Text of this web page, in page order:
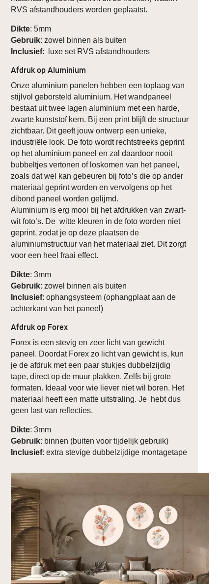
RVS afstandhouders worden geplaatst.
Dikte: 5mm
Gebruik: zowel binnen als buiten
Inclusief: luxe set RVS afstandhouders
Afdruk op Aluminium
Onze aluminium panelen hebben een toplaag van
stijlvol geborsteld aluminium. Het wandpaneel
bestaat uit twee lagen aluminium met een harde,
zwarte kunststof kern. Bij een print blijft de structuur
zichtbaar. Dit geeft jouw ontwerp een unieke,
industriële look. De foto wordt rechtstreeks geprint
op het aluminium paneel en zal daardoor nooit
bubbeltjes vertonen of loskomen van het paneel,
zoals dat wel kan gebeuren bij foto’s die op ander
materiaal geprint worden en vervolgens op het
dibond paneel worden gelijmd.
Aluminium is erg mooi bij het afdrukken van zwart-
wit foto’s. De witte kleuren in de foto worden niet
geprint, zodat je op deze plaatsen de
aluminiumstructuur van het materiaal ziet. Dit zorgt
voor een heel fraai effect.
Dikte: 3mm
Gebruik: zowel binnen als buiten
Inclusief: ophangsysteem (ophangplaat aan de
achterkant van het paneel)
Afdruk op Forex
Forex is een stevig en zeer licht van gewicht
paneel. Doordat Forex zo licht van gewicht is, kun
je de afdruk met een paar stukjes dubbelzijdig
tape, direct op de muur plakken. Zelfs bij grote
formaten. Ideaal voor wie liever niet wil boren. Het
materiaal heeft een matte uitstraling. Je hebt dus
geen last van reflecties.
Dikte: 3mm
Gebruik: binnen (buiten voor tijdelijk gebruik)
Inclusief: extra stevige dubbelzijdige montagetape